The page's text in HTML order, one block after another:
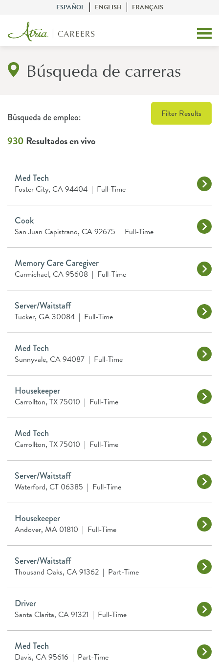
ESPAÑOL ENGLISH FRANÇAIS
Búsqueda de carreras
Búsqueda de empleo: Filter Results
930 Resultados en vivo
Med Tech
Foster City, CA 94404 | Full-Time
Cook
San Juan Capistrano, CA 92675 | Full-Time
Memory Care Caregiver
Carmichael, CA 95608 | Full-Time
Server/Waitstaff
Tucker, GA 30084 | Full-Time
Med Tech
Sunnyvale, CA 94087 | Full-Time
Housekeeper
Carrollton, TX 75010 | Full-Time
Med Tech
Carrollton, TX 75010 | Full-Time
Server/Waitstaff
Waterford, CT 06385 | Full-Time
Housekeeper
Andover, MA 01810 | Full-Time
Server/Waitstaff
Thousand Oaks, CA 91362 | Part-Time
Driver
Santa Clarita, CA 91321 | Full-Time
Med Tech
Davis, CA 95616 | Part-Time